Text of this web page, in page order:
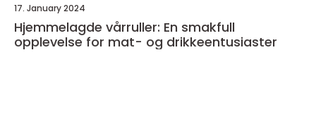
17. January 2024
Hjemmelagde vårruller: En smakfull
opplevelse for mat- og drikkeentusiaster